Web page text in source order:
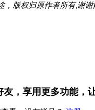
版权归原作者所有,谢谢
，享用更多功能，